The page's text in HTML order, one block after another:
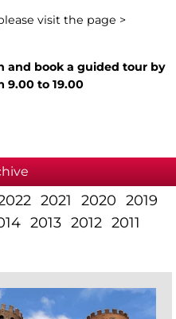
visit the page >
and book a guided tour by
9.00 to 19.00
2021 2020 2019
2013 2012 2011